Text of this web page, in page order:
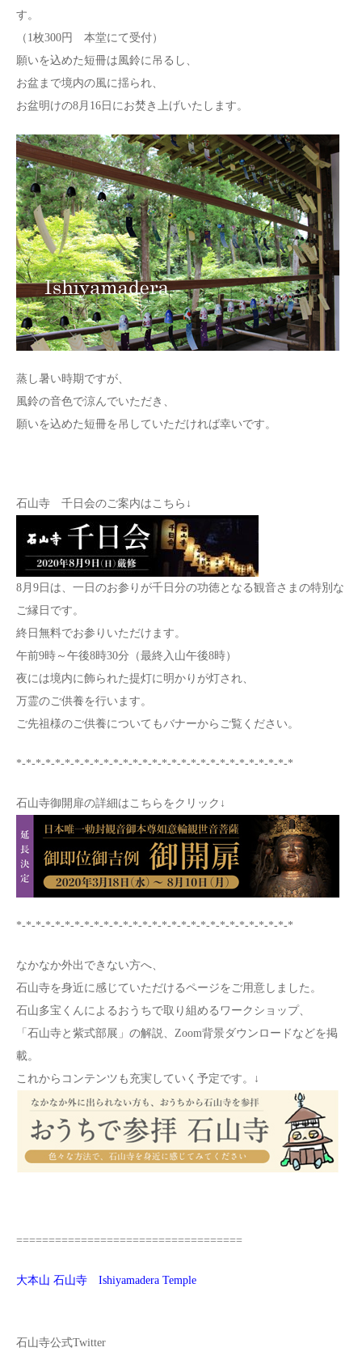
す。
（1枚300円 本堂にて受付）
願いを込めた短冊は風鈴に吊るし、
お盆まで境内の風に揺られ、
お盆明けの8月16日にお焚き上げいたします。
蒸し暑い時期ですが、
風鈴の音色で涼んでいただき、
願いを込めた短冊を吊していただければ幸いです。
石山寺 千日会のご案内はこちら↓
8月9日は、一日のお参りが千日分の功徳となる観音さまの特別な
ご縁日です。
終日無料でお参りいただけます。
午前9時～午後8時30分（最終入山午後8時）
夜には境内に飾られた提灯に明かりが灯され、
万霊のご供養を行います。
ご先祖様のご供養についてもバナーからご覧ください。
*-*-*-*-*-*-*-*-*-*-*-*-*-*-*-*-*-*-*-*-*-*-*-*-*-*-*-*-*
石山寺御開扉の詳細はこちらをクリック↓
*-*-*-*-*-*-*-*-*-*-*-*-*-*-*-*-*-*-*-*-*-*-*-*-*-*-*-*-*
なかなか外出できない方へ、
石山寺を身近に感じていただけるページをご用意しました。
石山多宝くんによるおうちで取り組めるワークショップ、
「石山寺と紫式部展」の解説、Zoom背景ダウンロードなどを掲
載。
これからコンテンツも充実していく予定です。↓
===================================
大本山 石山寺 Ishiyamadera Temple
石山寺公式Twitter